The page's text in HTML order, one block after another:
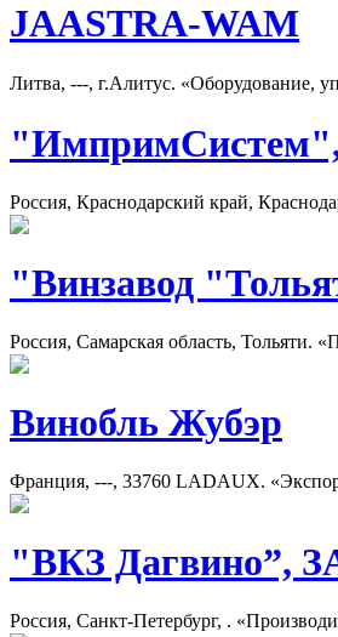
JAASTRA-WAM
Литва, ---, г.Алитус. «Оборудование,
Россия, Краснодарский край,
"Винзавод
Россия, Самарская область, Тольяти.
Винобль Жубэр
Франция, ---, 33760 LADAUX.
"ВКЗ Дагвино”,
Россия, Санкт-Петербург, .